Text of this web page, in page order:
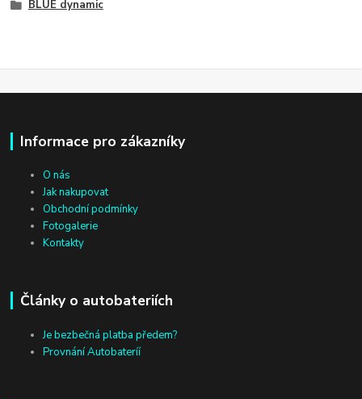
BLUE dynamic
Informace pro zákazníky
O nás
Jak nakupovat
Obchodní podmínky
Fotogalerie
Kontakty
Články o autobateriích
Je bezbečná platba předem?
Provnání Autobateríí